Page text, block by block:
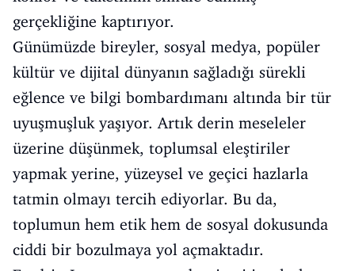
gerçekliğine kaptırıyor.
Günümüzde bireyler, sosyal medya, popüler
kültür ve dijital dünyanın sağladığı sürekli
eğlence ve bilgi bombardımanı altında bir tür
uyuşmuşluk yaşıyor. Artık derin meseleler
üzerine düşünmek, toplumsal eleştiriler
yapmak yerine, yüzeysel ve geçici hazlarla
tatmin olmayı tercih ediyorlar. Bu da,
toplumun hem etik hem de sosyal dokusunda
ciddi bir bozulmaya yol açmaktadır.